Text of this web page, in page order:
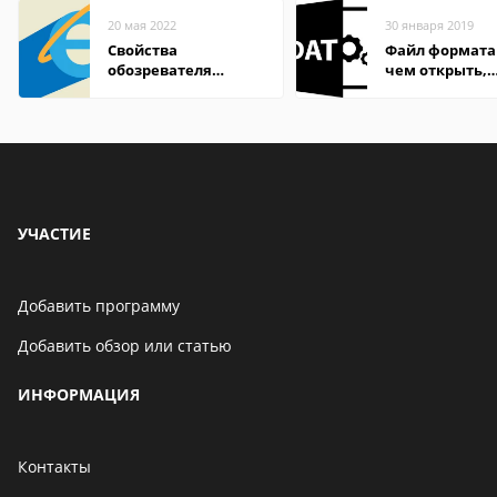
20 мая 2022
Свойства
обозревателя
30 января 2019
Файл формата
чем открыть,
УЧАСТИЕ
Добавить программу
Добавить обзор или статью
ИНФОРМАЦИЯ
Контакты